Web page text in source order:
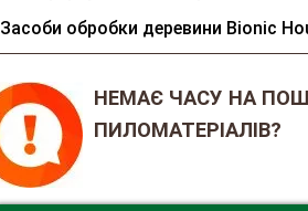
Засоби обробки деревини Bionic
НЕМАЄ ЧАСУ НА
ПИЛОМАТЕРІАЛІВ?